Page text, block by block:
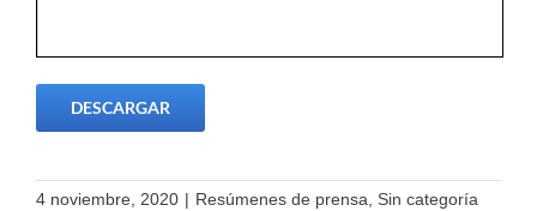
DESCARGAR
4 noviembre, 2020 | Resúmenes de prensa, Sin categoría